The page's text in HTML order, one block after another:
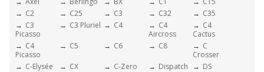
C2
C25 C3 C32
C35
C3
Picasso
C3 Pluriel C4
C4
Aircross
C4
Cactus
C4
Picasso
C5 C6 C8
C
Crosser
C-Elysée
CX C-Zero Dispatch
DS